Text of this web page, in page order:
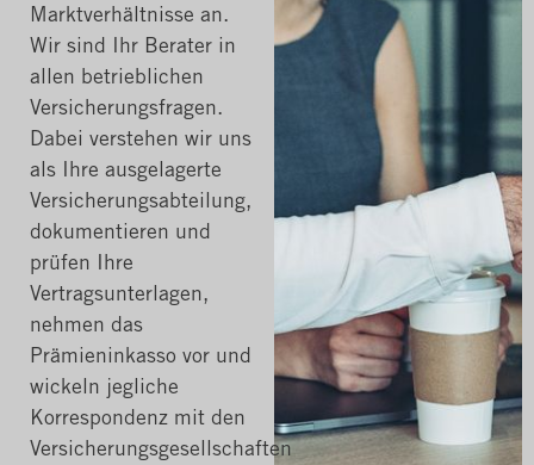
Marktverhältnisse an.
Wir sind Ihr Berater in
allen betrieblichen
Versicherungsfragen.
Dabei verstehen wir uns
als Ihre ausgelagerte
Versicherungsabteilung,
dokumentieren und
prüfen Ihre
Vertragsunterlagen,
nehmen das
Prämieninkasso vor und
wickeln jegliche
Korrespondenz mit den
Versicherungsgesellschaften